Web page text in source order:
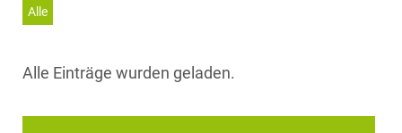
Alle
Alle Einträge wurden geladen.